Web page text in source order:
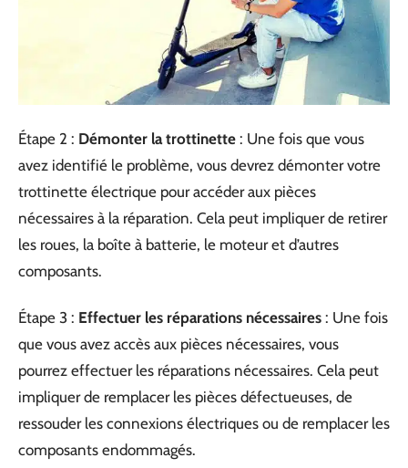
Étape 2 : Démonter la trottinette : Une fois que vous
avez identifié le problème, vous devrez démonter votre
trottinette électrique pour accéder aux pièces
nécessaires à la réparation. Cela peut impliquer de retirer
les roues, la boîte à batterie, le moteur et d’autres
composants.
Étape 3 : Effectuer les réparations nécessaires : Une fois
que vous avez accès aux pièces nécessaires, vous
pourrez effectuer les réparations nécessaires. Cela peut
impliquer de remplacer les pièces défectueuses, de
ressouder les connexions électriques ou de remplacer les
composants endommagés.